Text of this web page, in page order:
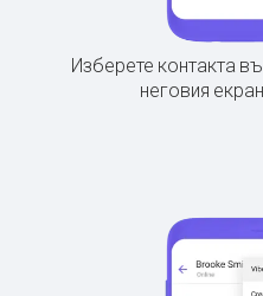
Изберете контакта
неговия